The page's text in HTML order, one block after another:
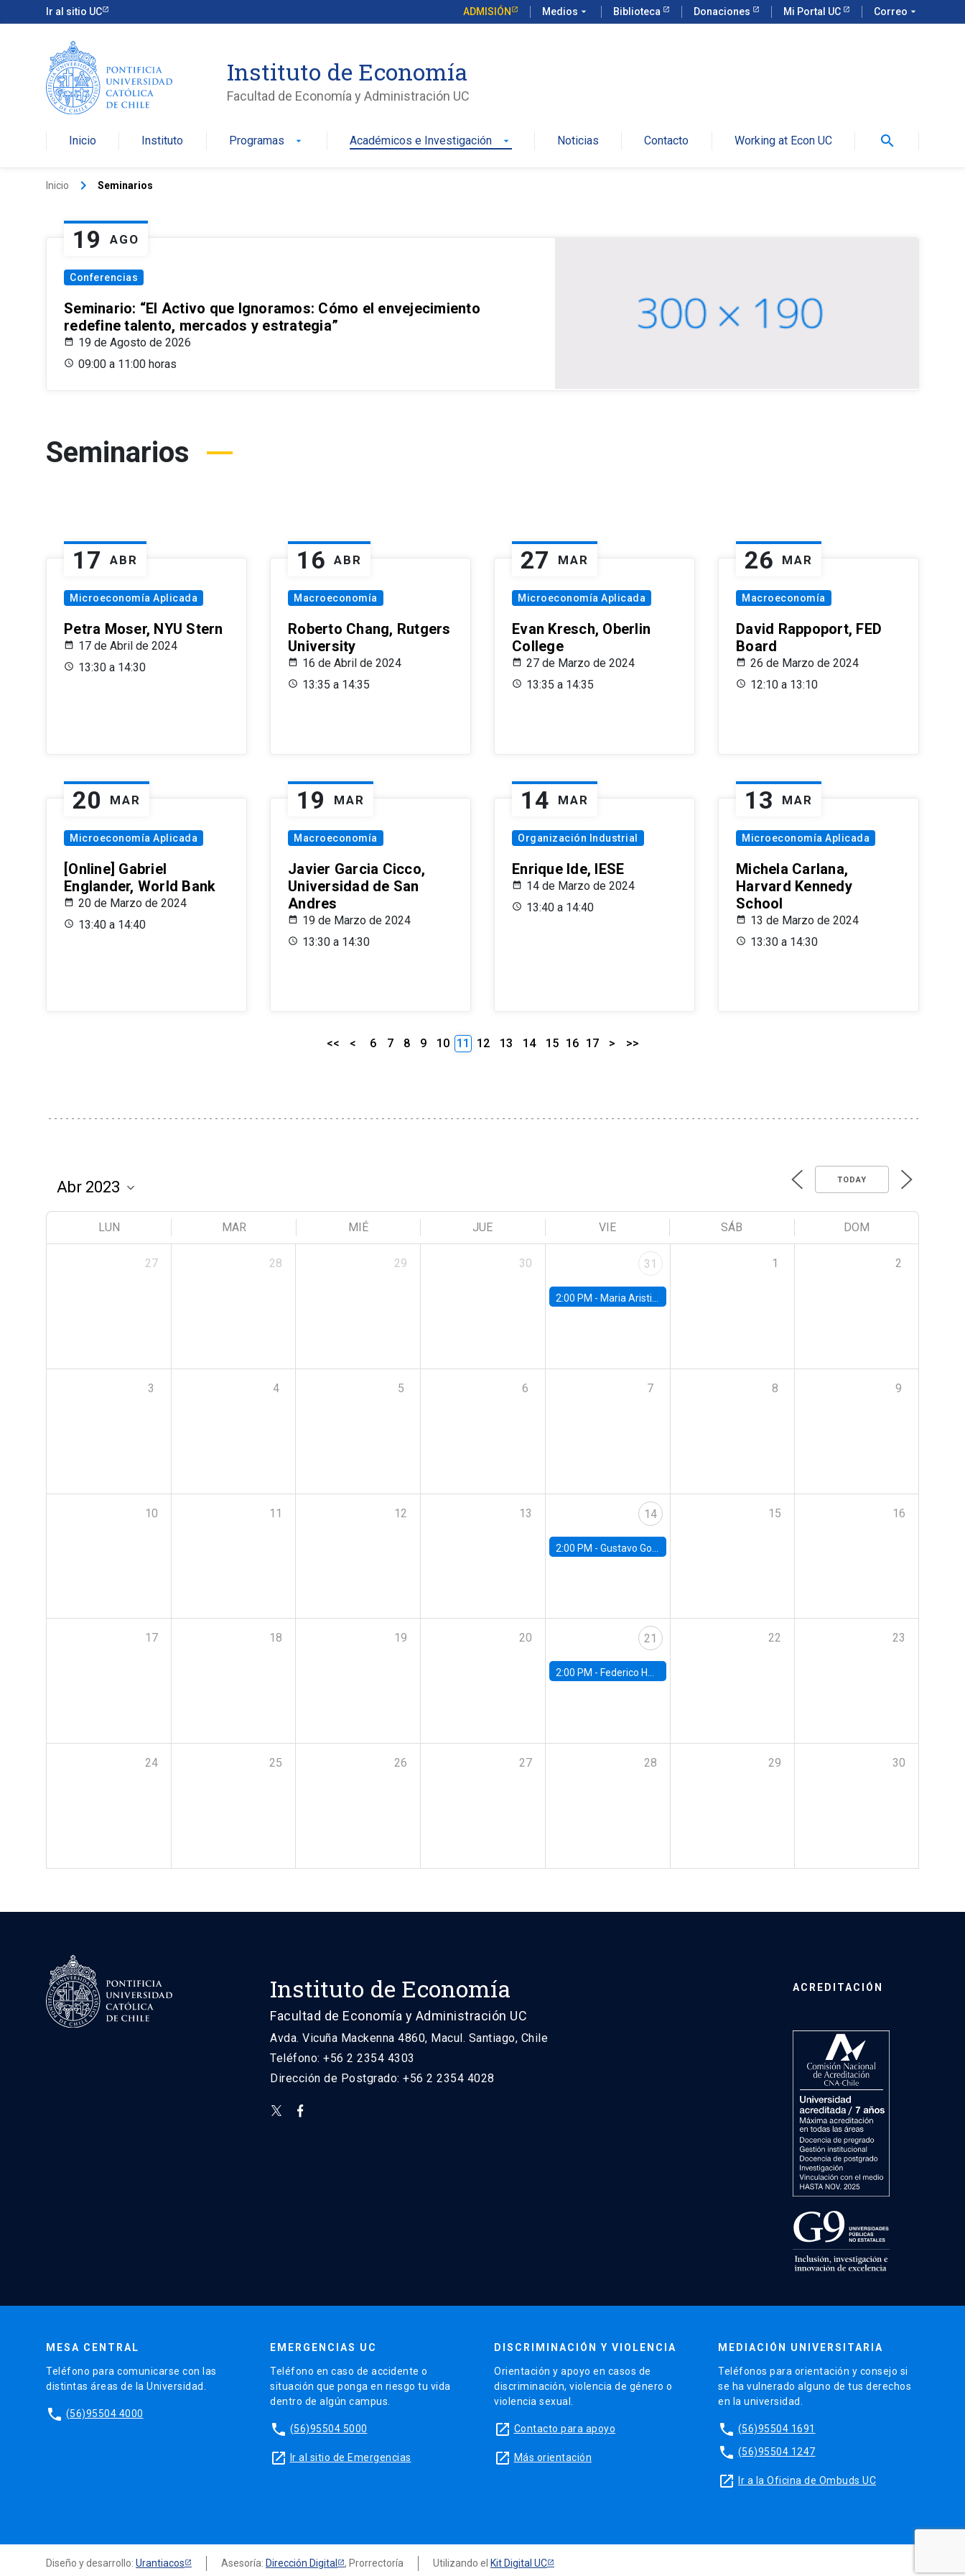
Ir al sitio UC ADMISIÓN Medios arrow_drop_down Biblioteca Donaciones Mi Portal UC Correo arrow_drop_down
Instituto de Economía
Facultad de Economía y Administración UC
Inicio Instituto Programas arrow_drop_down Académicos e Investigación arrow_drop_down Noticias Contacto Working at Econ UC search
Inicio keyboard_arrow_right Seminarios
19 AGO
Conferencias
Seminario: “El Activo que Ignoramos: Cómo el envejecimiento
redefine talento, mercados y estrategia”
19 de Agosto de 2026
09:00 a 11:00 horas
Seminarios
17 ABR
Microeconomía Aplicada
Petra Moser, NYU Stern
17 de Abril de 2024
13:30 a 14:30
16 ABR
Macroeconomía
Roberto Chang, Rutgers
University
16 de Abril de 2024
13:35 a 14:35
27 MAR
Microeconomía Aplicada
Evan Kresch, Oberlin
College
27 de Marzo de 2024
13:35 a 14:35
26 MAR
Macroeconomía
David Rappoport, FED
Board
26 de Marzo de 2024
12:10 a 13:10
20 MAR
Microeconomía Aplicada
[Online] Gabriel
Englander, World Bank
20 de Marzo de 2024
13:40 a 14:40
19 MAR
Macroeconomía
Javier Garcia Cicco,
Universidad de San
Andres
19 de Marzo de 2024
13:30 a 14:30
14 MAR
Organización Industrial
Enrique Ide, IESE
14 de Marzo de 2024
13:40 a 14:40
13 MAR
Microeconomía Aplicada
Michela Carlana,
Harvard Kennedy
School
13 de Marzo de 2024
13:30 a 14:30
<< < 6 7 8 9 10 11 12 13 14 15 16 17 > >>
TODAY
LUN MAR MIÉ JUE VIE SÁB DOM
27 28 29 30 31
2:00 PM - Maria Aristizabal-Ramirez, FED Board
1 2
3 4 5 6 7 8 9
10 11 12 13 14
2:00 PM - Gustavo González - Banco Central de Chile
15 16
17 18 19 20 21
2:00 PM - Federico Huneeus - Banco Central de Chile
22 23
24 25 26 27 28 29 30
Instituto de Economía
Facultad de Economía y Administración UC
Avda. Vicuña Mackenna 4860, Macul. Santiago, Chile
Teléfono: +56 2 2354 4303
Dirección de Postgrado: +56 2 2354 4028
ACREDITACIÓN
MESA CENTRAL
Teléfono para comunicarse con las
distintas áreas de la Universidad.
phone (56)95504 4000
EMERGENCIAS UC
Teléfono en caso de accidente o
situación que ponga en riesgo tu vida
dentro de algún campus.
phone (56)95504 5000
launch Ir al sitio de Emergencias
DISCRIMINACIÓN Y VIOLENCIA
Orientación y apoyo en casos de
discriminación, violencia de género o
violencia sexual.
launch Contacto para apoyo
launch Más orientación
MEDIACIÓN UNIVERSITARIA
Teléfonos para orientación y consejo si
se ha vulnerado alguno de tus derechos
en la universidad.
phone (56)95504 1691
phone (56)95504 1247
launch Ir a la Oficina de Ombuds UC
Diseño y desarrollo: Urantiacos Asesoría: Dirección Digital , Prorrectoría Utilizando el Kit Digital UC